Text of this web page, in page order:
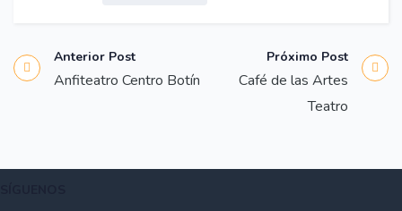
Anterior Post
Anfiteatro Centro Botín
Próximo Post
Café de las Artes
Teatro